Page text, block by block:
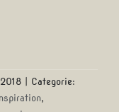
Categorie:
,